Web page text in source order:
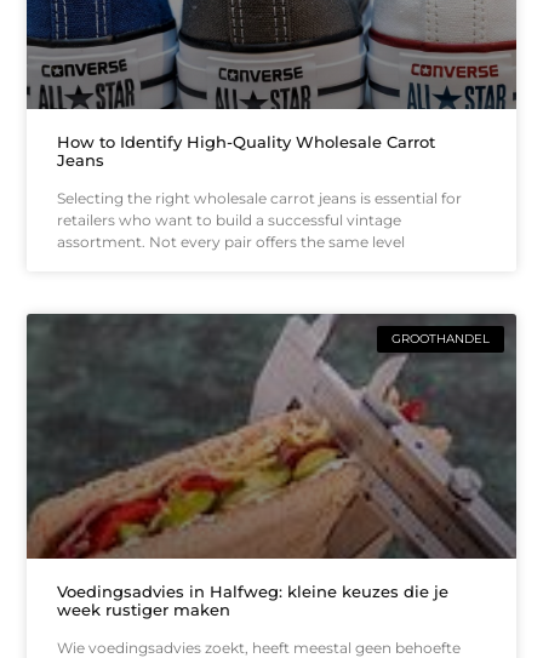
How to Identify High-Quality Wholesale Carrot
Jeans
Selecting the right wholesale carrot jeans is essential for
retailers who want to build a successful vintage
assortment. Not every pair offers the same level
GROOTHANDEL
Voedingsadvies in Halfweg: kleine keuzes die je
week rustiger maken
Wie voedingsadvies zoekt, heeft meestal geen behoefte